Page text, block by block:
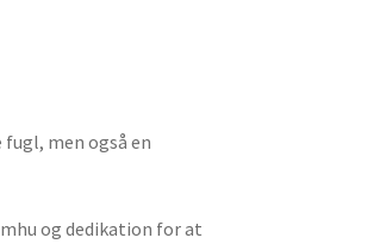
men også en
og dedikation for at